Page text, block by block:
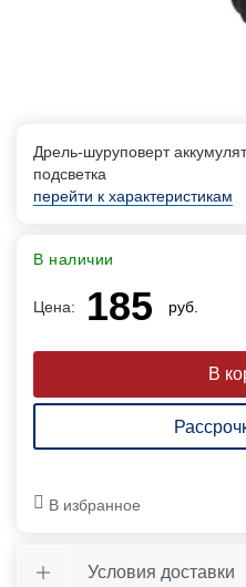
Дрель-шуруповерт
подсветка
перейти к характеристикам
В наличии
Цена: 185 руб.
В избранное
Условия доставки